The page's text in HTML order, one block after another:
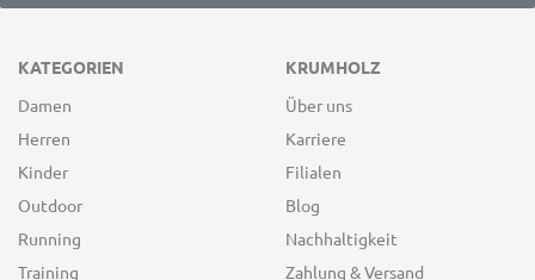
KATEGORIEN
Damen
Herren
Kinder
Outdoor
Running
Training
KRUMHOLZ
Über uns
Karriere
Filialen
Blog
Nachhaltigkeit
Zahlung & Versand